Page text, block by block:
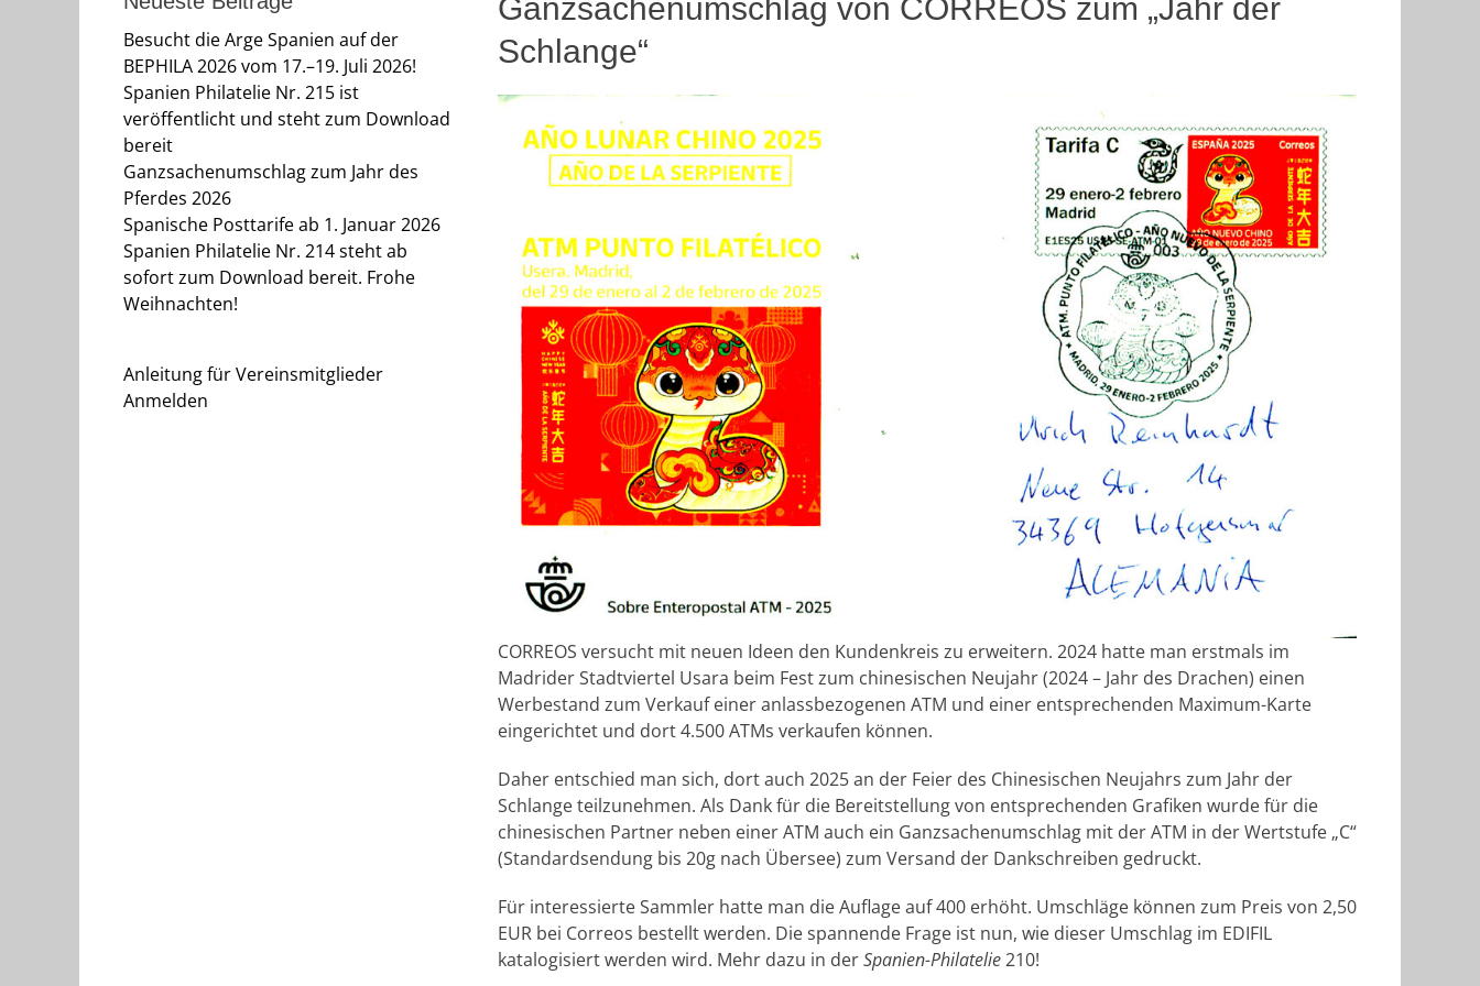
Ganzsachenumschlag von CORREOS zum „Jahr der
Schlange“
CORREOS versucht mit neuen Ideen den Kundenkreis zu erweitern. 2024 hatte man erstmals im
Madrider Stadtviertel Usara beim Fest zum chinesischen Neujahr (2024 – Jahr des Drachen) einen
Werbestand zum Verkauf einer anlassbezogenen ATM und einer entsprechenden Maximum-Karte
eingerichtet und dort 4.500 ATMs verkaufen können.
Daher entschied man sich, dort auch 2025 an der Feier des Chinesischen Neujahrs zum Jahr der
Schlange teilzunehmen. Als Dank für die Bereitstellung von entsprechenden Grafiken wurde für die
chinesischen Partner neben einer ATM auch ein Ganzsachenumschlag mit der ATM in der Wertstufe „C“
(Standardsendung bis 20g nach Übersee) zum Versand der Dankschreiben gedruckt.
Für interessierte Sammler hatte man die Auflage auf 400 erhöht. Umschläge können zum Preis von 2,50
EUR bei Correos bestellt werden. Die spannende Frage ist nun, wie dieser Umschlag im EDIFIL
katalogisiert werden wird. Mehr dazu in derSpanien-Philatelie210!
Besucht die Arge Spanien auf der
BEPHILA 2026 vom 17.–19. Juli 2026!
Spanien Philatelie Nr. 215 ist
veröffentlicht und steht zum Download
bereit
Ganzsachenumschlag zum Jahr des
Pferdes 2026
Spanische Posttarife ab 1. Januar 2026
Spanien Philatelie Nr. 214 steht ab
sofort zum Download bereit. Frohe
Weihnachten!
Anleitung für Vereinsmitglieder
Anmelden